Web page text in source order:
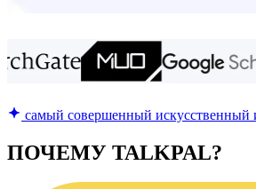
самый совершенный искусственный
ПОЧЕМУ TALKPAL?